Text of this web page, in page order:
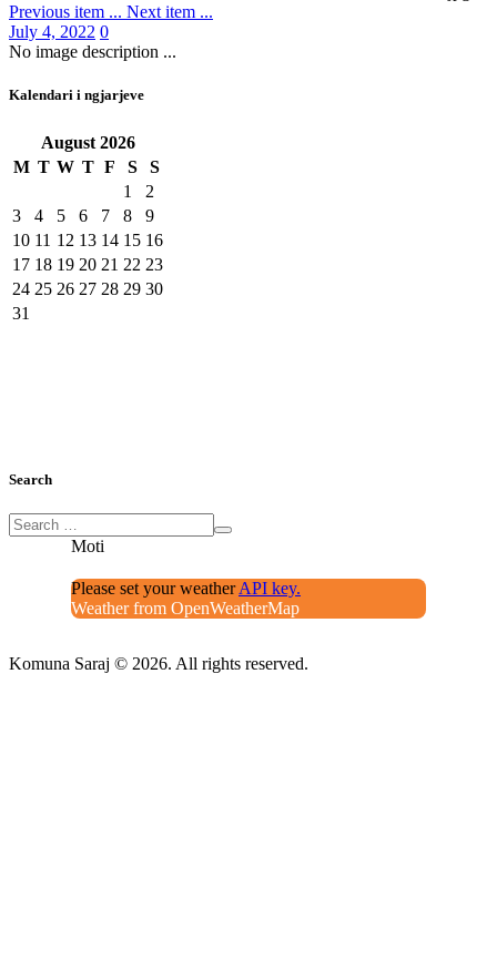
Previous item ... Next item ...
July 4, 2022 0
No image description ...
Kalendari i ngjarjeve
August 2026
M T W T F S
S
1
2
3
4 5 6 7 8
9
10 11 12 13 14 15 16
17 18 19 20 21 22 23
24 25 26 27 28 29 30
31
Search
Moti
Please set your weatherAPI key.
Weather from OpenWeatherMap
Komuna Saraj © 2026. All rights reserved.